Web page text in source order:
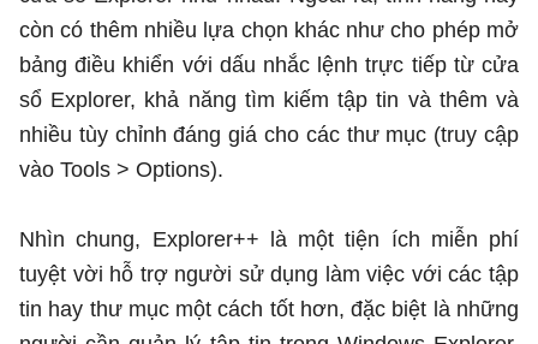
còn có thêm nhiều lựa chọn khác như cho phép mở
bảng điều khiển với dấu nhắc lệnh trực tiếp từ cửa
sổ Explorer, khả năng tìm kiếm tập tin và thêm và
nhiều tùy chỉnh đáng giá cho các thư mục (truy cập
vào Tools > Options).
Nhìn chung, Explorer++ là một tiện ích miễn phí
tuyệt vời hỗ trợ người sử dụng làm việc với các tập
tin hay thư mục một cách tốt hơn, đặc biệt là những